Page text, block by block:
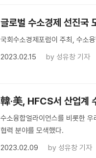
글로벌 수소경제 선진국
국회수소경제포럼이 주최, 수소
2023.02.15
by 성유창 기자
韓·美, HFCS서 산업계
수소융합얼라이언스를 비롯한
협력 분야를 모색했다.
2023.02.09
by 성유창 기자